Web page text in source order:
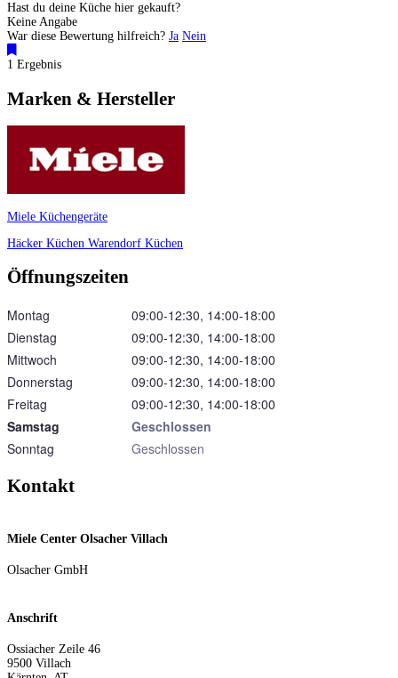
Hast du deine Küche hier gekauft?
Keine Angabe
War diese Bewertung hilfreich? Ja Nein
1 Ergebnis
Marken & Hersteller
Miele Küchengeräte
Häcker Küchen Warendorf Küchen
Öffnungszeiten
Montag
09:00‑12:30, 14:00‑18:00
Dienstag
09:00‑12:30, 14:00‑18:00
Mittwoch
09:00‑12:30, 14:00‑18:00
Donnerstag
09:00‑12:30, 14:00‑18:00
Freitag
09:00‑12:30, 14:00‑18:00
Samstag
Geschlossen
Sonntag
Geschlossen
Kontakt
Miele Center Olsacher Villach
Olsacher GmbH
Anschrift
Ossiacher Zeile 46
9500 Villach